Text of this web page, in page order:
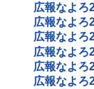
広報なよろ
広報なよろ
広報なよろ
広報なよろ
広報なよろ
広報なよろ